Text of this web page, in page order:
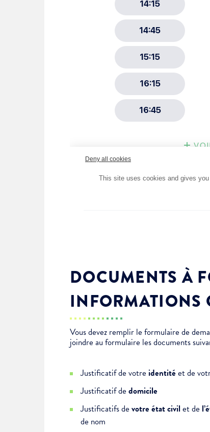
DOCUMENTS À
INFORMATIONS
Vous devez remplir le formulaire de
joindre au formulaire les documents
Justificatif de votre identitéet de
Justificatif de domicile
Justificatifs de votre état civilet de
de nom
Choisissez votre
Alertes Mail
Newsletter Culture
Newsletter Sport et Vie